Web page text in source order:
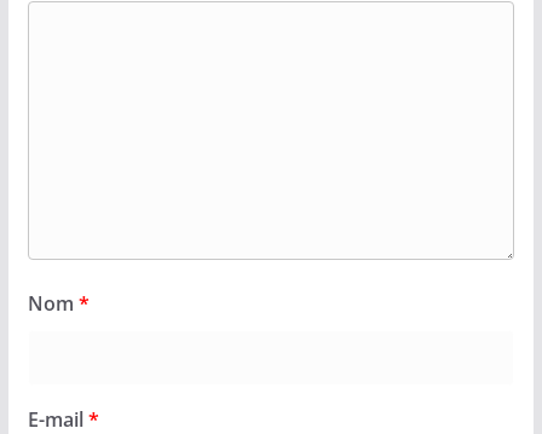
Nom *
E-mail*